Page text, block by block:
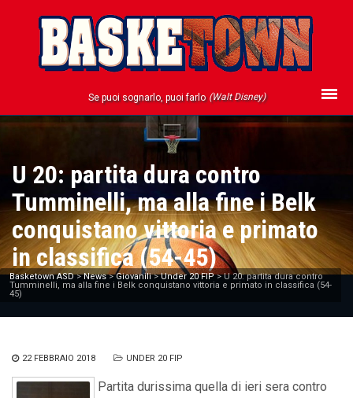
Se puoi sognarlo, puoi farlo (Walt Disney)
U 20: partita dura contro
Tumminelli, ma alla fine i Belk
conquistano vittoria e primato
in classifica (54-45)
Basketown ASD>News>Giovanili>Under 20 FIP>U 20: partita dura contro
Tumminelli, ma alla fine i Belk conquistano vittoria e primato in classifica (54-
45)
22 FEBBRAIO 2018 UNDER 20 FIP
Partita durissima quella di ieri sera contro